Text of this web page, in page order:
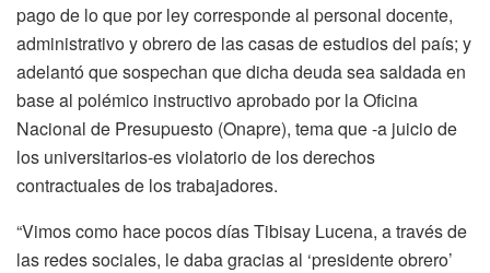
pago de lo que por ley corresponde al personal docente,
administrativo y obrero de las casas de estudios del país; y
adelantó que sospechan que dicha deuda sea saldada en
base al polémico instructivo aprobado por la Oficina
Nacional de Presupuesto (Onapre), tema que -a juicio de
los universitarios-es violatorio de los derechos
contractuales de los trabajadores.
“Vimos como hace pocos días Tibisay Lucena, a través de
las redes sociales, le daba gracias al ‘presidente obrero’